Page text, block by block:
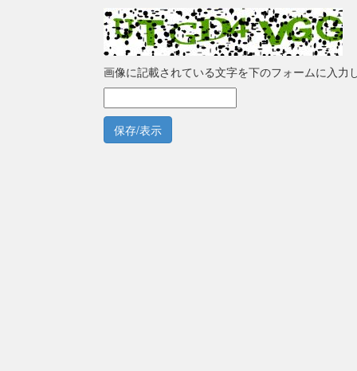
画像に記載されている文字を下のフォームに入力
保存/表示